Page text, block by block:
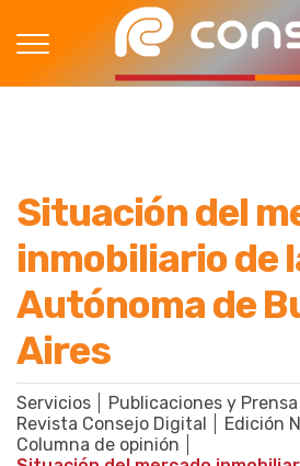
Situación del
inmobiliario de
Autónoma de
Aires
Servicios
Publicaciones y Prensa
Revista Consejo Digital
Edición
Columna de opinión